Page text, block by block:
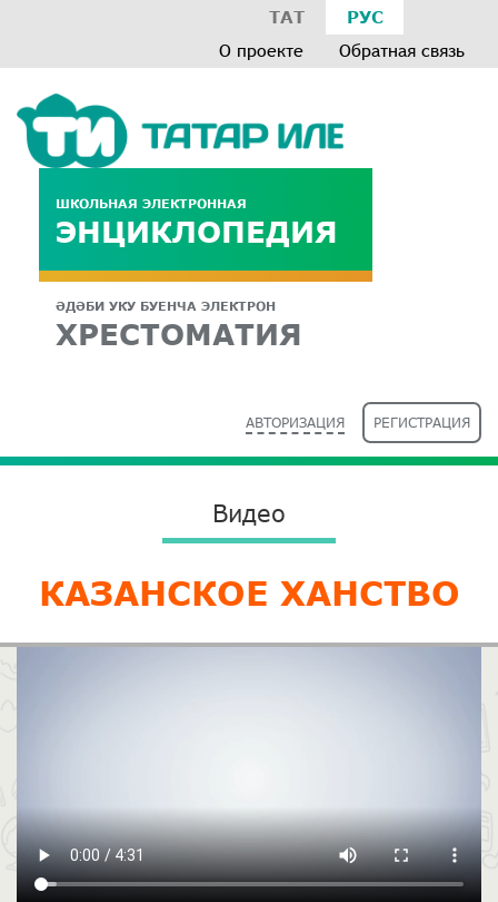
ТАТ РУС
О проекте Обратная связь
ШКОЛЬНАЯ ЭЛЕКТРОННАЯ
ЭНЦИКЛОПЕДИЯ
ӘДӘБИ УКУ БУЕНЧА ЭЛЕКТРОН
ХРЕСТОМАТИЯ
АВТОРИЗАЦИЯ РЕГИСТРАЦИЯ
Видео
КАЗАНСКОЕ ХАНСТВО